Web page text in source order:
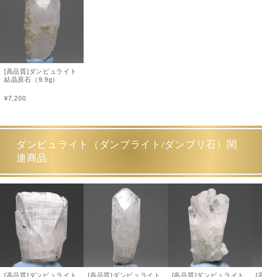
[高品質]ダンビュライト
結晶原石（9.9g）
¥7,200
ダンビュライト（ダンブライト/ダンブリ石）関
連商品
[高品質]ダンビュライト [高品質]ダンビュライト [高品質]ダンビュライト [